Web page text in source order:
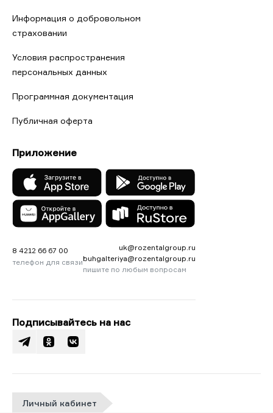
Информация о добровольном
страховании
Условия распространения
персональных данных
Программная документация
Публичная оферта
Приложение
8 4212 66 67 00
телефон для связи
uk@rozentalgroup.ru
buhgalteriya@rozentalgroup.ru
пишите по любым вопросам
Подписывайтесь на нас
Личный кабинет